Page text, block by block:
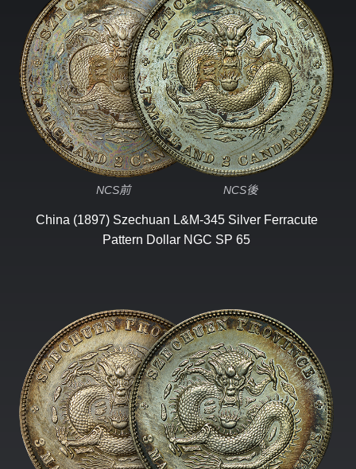
NCS前 NCS後
China (1897) Szechuan L&M-345 Silver Ferracute
Pattern Dollar NGC SP 65